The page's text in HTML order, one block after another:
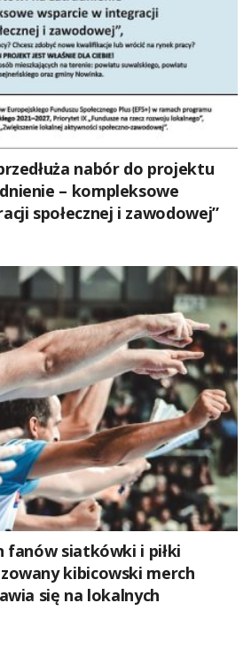
nabór do projektu
– kompleksowe
społecznej i zawodowej”
fanów siatkówki i piłki
kibicowski merch
się na lokalnych